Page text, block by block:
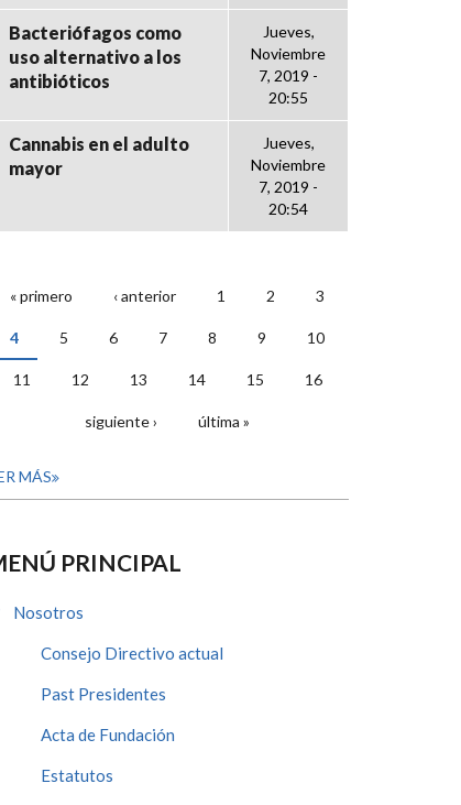
Bacteriófagos como
uso alternativo a los
antibióticos
Jueves,
Noviembre
7, 2019 -
20:55
Cannabis en el adulto
mayor
Jueves,
Noviembre
7, 2019 -
20:54
PÁGINAS
« primero ‹ anterior 1 2 3
4 5 6 7 8 9 10
11 12 13 14 15 16
siguiente › última »
MÁS
PRINCIPAL
Nosotros
Consejo Directivo actual
Past Presidentes
Acta de Fundación
Estatutos